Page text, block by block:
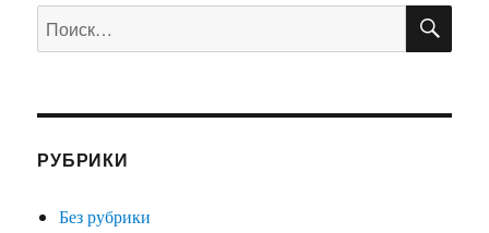
Искать:
РУБРИКИ
Без рубрики